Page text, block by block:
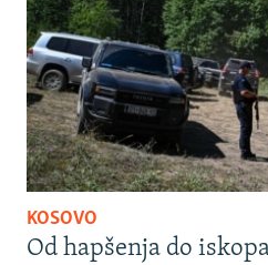
KOSOVO
Od hapšenja do